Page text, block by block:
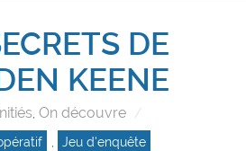
DE
KEENE
,On découvre
, Jeu d'enquête